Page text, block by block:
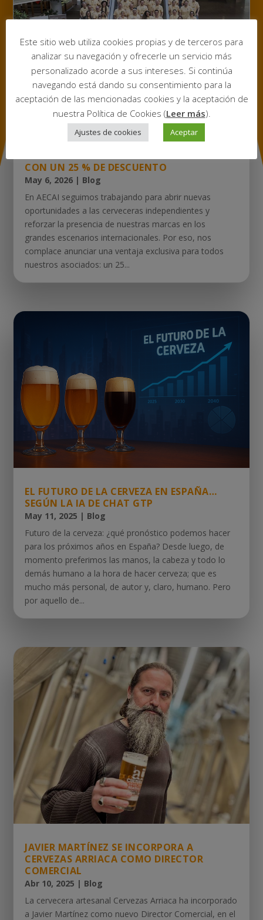
AECAI IMPULSA LA PARTICIPACIÓN DE SUS
CON UN 25 % DE DESCUENTO
May 6, 2026 | Blog
En AECAI seguimos trabajando para abrir nuevas
oportunidades a las cerveceras independientes y
reforzar la presencia de nuestras marcas en los
grandes escenarios internacionales. Por eso, nos
complace anunciar una ventaja exclusiva para todos
nuestros asociados: un 25...
EL FUTURO DE LA CERVEZA EN ESPAÑA…
SEGÚN LA IA DE CHAT GTP
May 11, 2025 | Blog
Futuro de la cerveza: ¿qué pronóstico podemos hacer
para los próximos años en España? Desde luego, de
momento preferimos las manos, la cabeza y todo lo
demás humano a la hora de hacer cerveza; que es
mucho más personal, de autor y, claro, humano. Pero
por aquello de...
JAVIER MARTÍNEZ SE INCORPORA A
CERVEZAS ARRIACA COMO DIRECTOR
COMERCIAL
Abr 10, 2025 | Blog
La cervecera artesanal Cervezas Arriaca ha incorporado
a Javier Martínez como nuevo Director Comercial, en el
Este sitio web utiliza cookies propias y de terceros para
analizar su navegación y ofrecerle un servicio más
personalizado acorde a sus intereses. Si continúa
navegando está dando su consentimiento para la
aceptación de las mencionadas cookies y la aceptación de
nuestra Política de Cookies (Leer más).
Ajustes de cookies Aceptar